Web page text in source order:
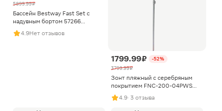
5899.99 ₽
Бассейн Bestway Fast Set с
надувным бортом 57266
305x76см
4.9Нет отзывов
1799.99 ₽
-52%
3799.99 ₽
Зонт пляжный с серебряным
покрытием FNC-200-04PWS
200см
4.9· 3 отзыва